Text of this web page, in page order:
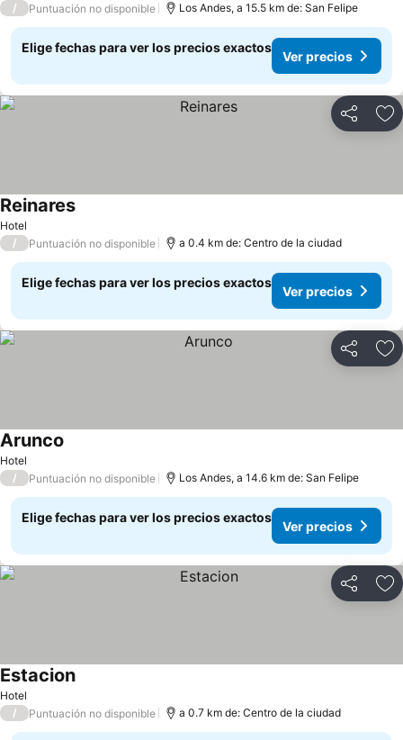
/ Puntuación no disponible Los Andes, a 15.5 km de: San Felipe
Elige fechas para ver los precios exactos
Ver precios
Compartir
Hotel
ReinaresVer precios
/ Puntuación no disponible a 0.4 km de: Centro de la ciudad
Elige fechas para ver los precios exactos
Ver precios
Compartir
Hotel
Arunco
/ Puntuación no disponible Los Andes, a 14.6 km de: San Felipe
Elige fechas para ver los precios exactos
Ver precios
Compartir
Hotel
EstacionVer precios
/ Puntuación no disponible a 0.7 km de: Centro de la ciudad